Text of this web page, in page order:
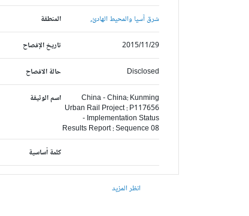
المنطقة شرق آسيا والمحيط الهادئ,
تاريخ الإفصاح 2015/11/29
حالة الافصاح Disclosed
اسم الوثيقة
China - China: Kunming
Urban Rail Project : P117656
- Implementation Status
Results Report : Sequence 08
كلمة أساسية
انظر المزيد